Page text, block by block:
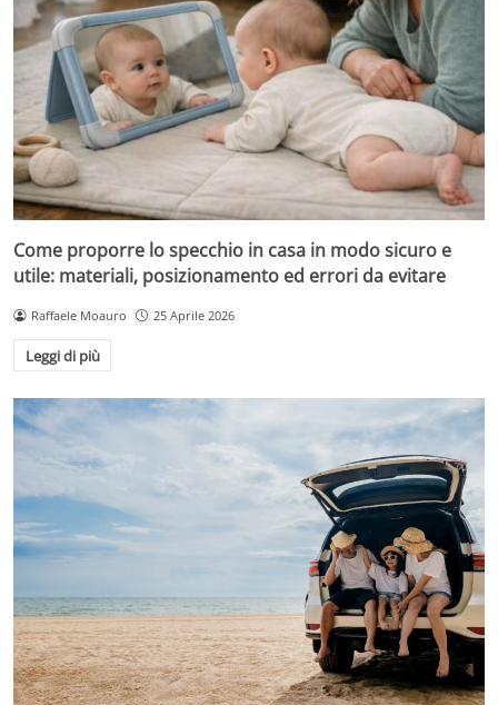
Come proporre lo specchio in casa in modo sicuro e
utile: materiali, posizionamento ed errori da evitare
Raffaele Moauro 25 Aprile 2026
Leggi di più